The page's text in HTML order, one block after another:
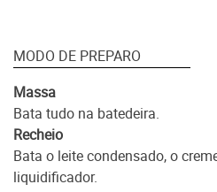
MODO DE PREPARO
Massa
Bata tudo na batedeira.
Recheio
Bata o leite condensado, o
liquidificador.